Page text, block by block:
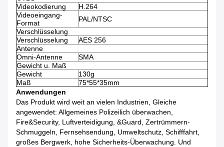
Videokodierung
H.264
Videoeingang-
Format
PAL/NTSC
Verschlüsselung
Verschlüsselung
AES 256
Antenne
Omni-Antenne
SMA
Gewicht u. Maß
Gewicht
130g
Maß
75*55*35mm
Anwendungen
Das Produkt wird weit an vielen Industrien, Gleiche
angewendet: Allgemeines Polizeilich überwachen,
Fire&Security, Luftverteidigung, &Guard, Zertrümmern-
Schmuggeln, Fernsehsendung, Umweltschutz, Schifffahrt,
großes Bergwerk, hohe Sicherheits-Überwachung. Und